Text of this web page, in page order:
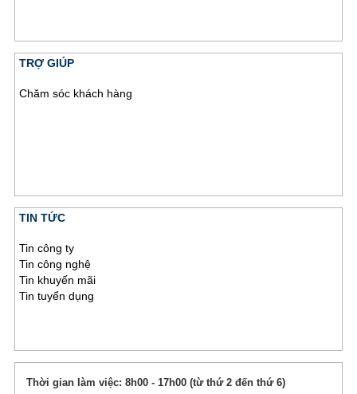
TRỢ GIÚP
Chăm sóc khách hàng
TIN TỨC
Tin công ty
Tin công nghệ
Tin khuyến mãi
Tin tuyển dụng
Thời gian làm việc: 8h00 - 17h00 (từ thứ 2 đến thứ 6)